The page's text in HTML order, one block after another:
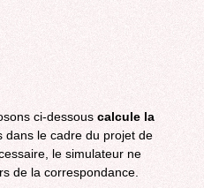
ci-dessous calcule la
le cadre du projet de
le simulateur ne
de la correspondance.